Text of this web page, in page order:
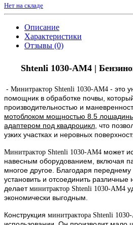
Нет на складе
Описание
Характеристики
Отзывы (0)
Shtenli 1030-AM4 |
- Минитрактор Shtenli 1030-AM4 - это
помощник в обработке почвы,
производительностью и
мотоблоком мощностью 8.5
адаптером под квадроцикл , что
узких участках и неровных
Минитрактор Shtenli 1030-AM4 может
навесным оборудованием, включая
многое другое. Благодаря переднему
установить и отсоединить различные
делает минитрактор Shtenli 1030-AM4
экономически выгодным.
Конструкция минитрактора Shtenli